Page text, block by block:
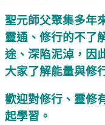
聖元師父聚集多年
靈通、修行的不了
途、深陷泥淖，因
大家了解能量與修
歡迎對修行、靈修
起學習。